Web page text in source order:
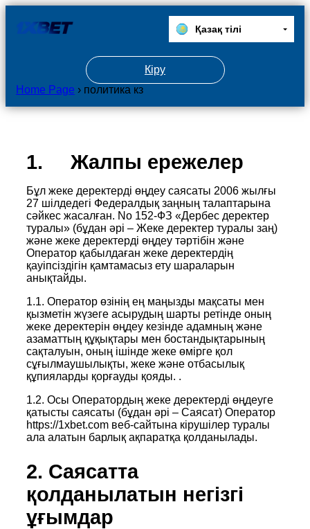
Қазақ тілі
Кіру
Home Page › политика кз
1. Жалпы ережелер
Бұл жеке деректерді өңдеу саясаты 2006 жылғы
27 шілдедегі Федералдық заңның талаптарына
сәйкес жасалған. No 152-ФЗ «Дербес деректер
туралы» (бұдан әрі – Жеке деректер туралы заң)
және жеке деректерді өңдеу тәртібін және
Оператор қабылдаған жеке деректердің
қауіпсіздігін қамтамасыз ету шараларын
анықтайды.
1.1. Оператор өзінің ең маңызды мақсаты мен
қызметін жүзеге асырудың шарты ретінде оның
жеке деректерін өңдеу кезінде адамның және
азаматтың құқықтары мен бостандықтарының
сақталуын, оның ішінде жеке өмірге қол
сұғылмаушылықты, жеке және отбасылық
құпияларды қорғауды қояды. .
1.2. Осы Оператордың жеке деректерді өңдеуге
қатысты саясаты (бұдан әрі – Саясат) Оператор
https://1xbet.com веб-сайтына кірушілер туралы
ала алатын барлық ақпаратқа қолданылады.
2. Саясатта
қолданылатын негізгі
ұғымдар